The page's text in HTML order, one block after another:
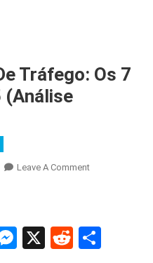
Tráfego: Os 7
(Análise
Leave A CommentOn
De
Tráfego:
Messenger
X Reddit